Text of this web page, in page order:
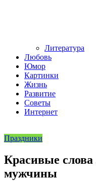
Литература
Любовь
Юмор
Картинки
Жизнь
Развитие
Советы
Интернет
Праздники
Красивые
мужчины